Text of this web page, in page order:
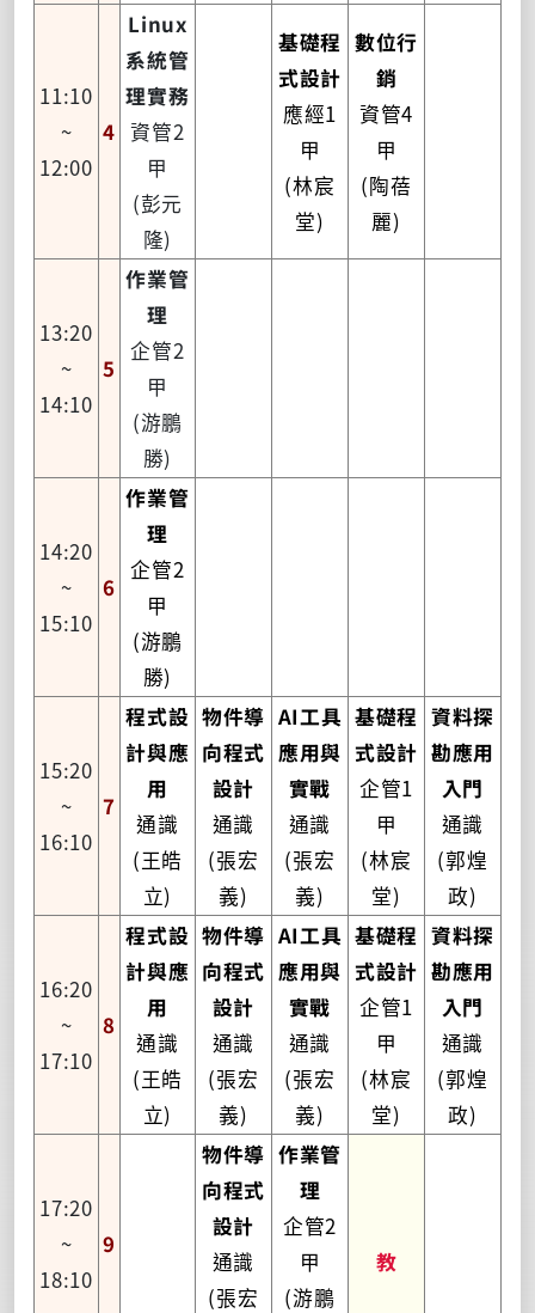
11:10
~
12:00
4
Linux
系統管
理實務
資管2
甲
(彭元
隆)
基礎程
式設計
應經1
甲
(林宸
堂)
數位行
銷
資管4
甲
(陶蓓
麗)
13:20
~
14:10
5
作業管
理
企管2
甲
(游鵬
勝)
14:20
~
15:10
6
作業管
理
企管2
甲
(游鵬
勝)
15:20
~
16:10
7
程式設
計與應
用
通識
(王皓
立)
物件導
向程式
設計
通識
(張宏
義)
AI工具
應用與
實戰
通識
(張宏
義)
基礎程
式設計
企管1
甲
(林宸
堂)
資料探
勘應用
入門
通識
(郭煌
政)
16:20
~
17:10
8
程式設
計與應
用
通識
(王皓
立)
物件導
向程式
設計
通識
(張宏
義)
AI工具
應用與
實戰
通識
(張宏
義)
基礎程
式設計
企管1
甲
(林宸
堂)
資料探
勘應用
入門
通識
(郭煌
政)
17:20
~
18:10
9
物件導
向程式
設計
通識
(張宏
作業管
理
企管2
甲
(游鵬
教